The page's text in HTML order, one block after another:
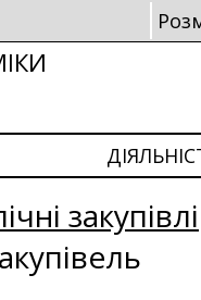
закупівлі